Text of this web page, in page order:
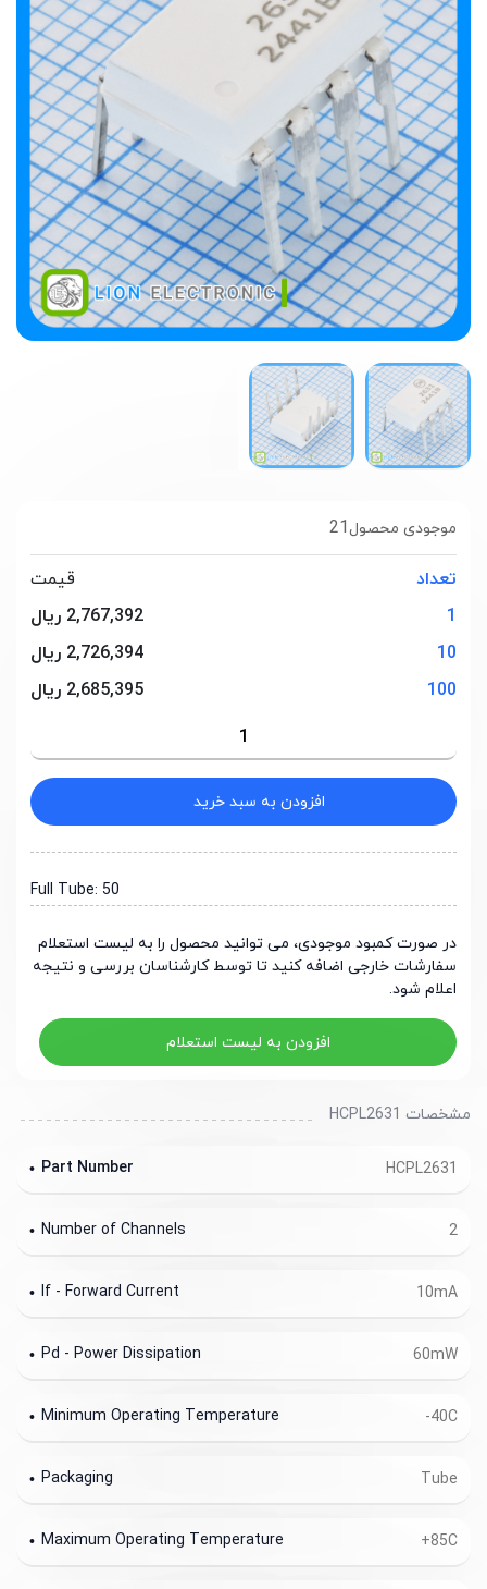
21 موجودی محصول
تعداد
قیمت
1
2,767,392 ریال
10
2,726,394 ریال
100
2,685,395 ریال
افزودن به سبد خرید
Full Tube: 50
در صورت کمبود موجودی، می توانید محصول را به لیست استعلام
سفارشات خارجی اضافه کنید تا توسط کارشناسان بررسی و نتیجه
اعلام شود.
افزودن به لیست استعلام
مشخصات HCPL2631
HCPL2631
Part Number
2
Number of Channels
10mA
If - Forward Current
60mW
Pd - Power Dissipation
-40C
Minimum Operating Temperature
Tube
Packaging
+85C
Maximum Operating Temperature